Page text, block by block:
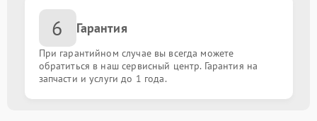
6 Гарантия
При гарантийном случае вы всегда можете
обратиться в наш сервисный центр. Гарантия на
запчасти и услуги до 1 года.